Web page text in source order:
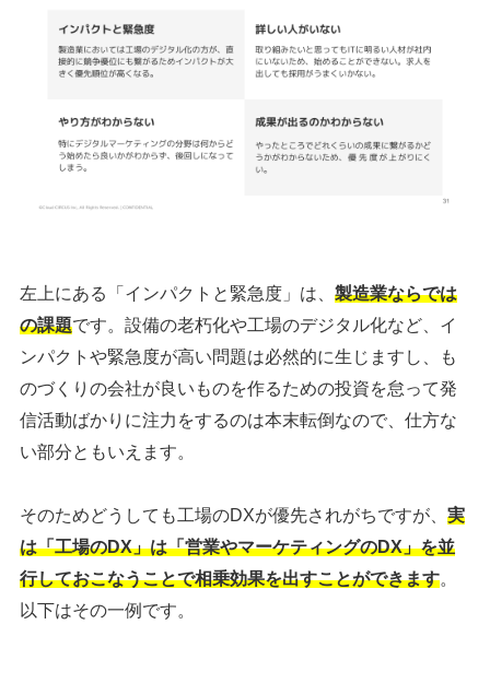
左上にある「インパクトと緊急度」は、 製造業ならでは
の課題です。設備の老朽化や工場のデジタル化など、イ
ンパクトや緊急度が高い問題は必然的に生じますし、も
のづくりの会社が良いものを作るための投資を怠って発
信活動ばかりに注力をするのは本末転倒なので、仕方な
い部分ともいえます。
そのためどうしても工場のDXが優先されがちですが、 実
は「工場のDX」は「営業やマーケティングのDX」を並
行しておこなうことで相乗効果を出すことができます。
以下はその一例です。
シェア 投稿